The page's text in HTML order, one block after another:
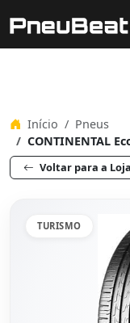
Início
Pneus
CONTINENTAL
Voltar para a Loja
TURISMO